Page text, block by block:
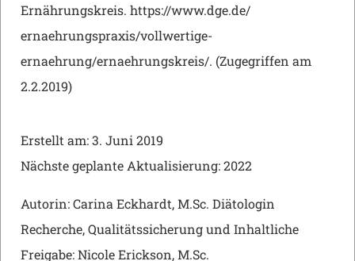
Ernährungskreis. https://www.dge.de/
ernaehrungspraxis/vollwertige-
ernaehrung/ernaehrungskreis/. (Zugegriffen am
2.2.2019)
Erstellt am: 3. Juni 2019
Nächste geplante Aktualisierung: 2022
Autorin: Carina Eckhardt, M.Sc. Diätologin
Recherche, Qualitätssicherung und Inhaltliche
Freigabe: Nicole Erickson, M.Sc.